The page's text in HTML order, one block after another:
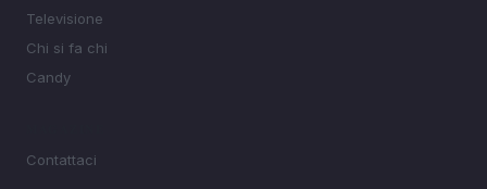
Televisione
Chi si fa chi
Candy
Contattaci